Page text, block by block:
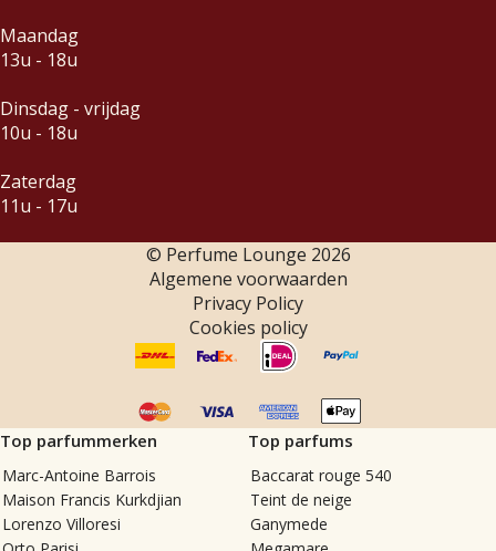
Maandag
13u - 18u
Dinsdag - vrijdag
10u - 18u
Zaterdag
11u - 17u
© Perfume Lounge 2026
Algemene voorwaarden
Privacy Policy
Cookies policy
Top parfummerken
Marc-Antoine Barrois
Maison Francis Kurkdjian
Lorenzo Villoresi
Top parfums
Baccarat rouge 540
Teint de neige
Ganymede